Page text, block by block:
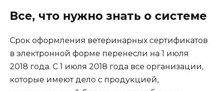
Все, что нужно знать о системе
Срок оформления ветеринарных сертификатов
в электронной форме перенесли на 1 июля
2018 года. С 1 июля 2018 года все организации,
которые имеют дело с продукцией,